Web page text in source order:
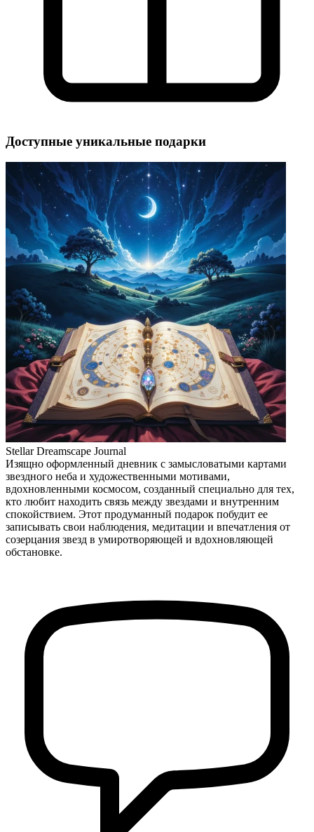
Доступные уникальные подарки
Stellar Dreamscape Journal
Изящно оформленный дневник с замысловатыми картами
звездного неба и художественными мотивами,
вдохновленными космосом, созданный специально для тех,
кто любит находить связь между звездами и внутренним
спокойствием. Этот продуманный подарок побудит ее
записывать свои наблюдения, медитации и впечатления от
созерцания звезд в умиротворяющей и вдохновляющей
обстановке.